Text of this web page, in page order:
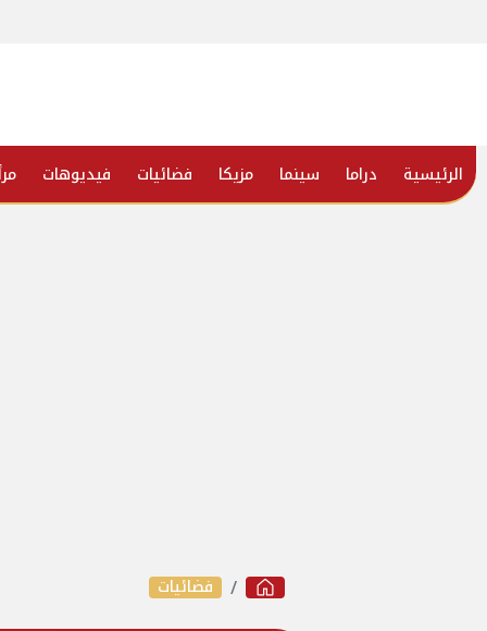
الرئيسية دراما سينما مزيكا فضائيات فيديوهات
فضائيات